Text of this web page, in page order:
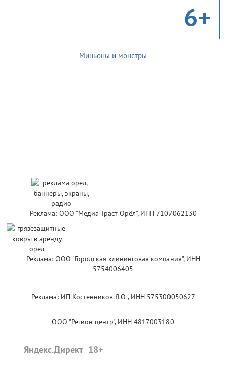
6+
Миньоны и монстры
Реклама: ООО "Медиа Траст Орёл", ИНН 7107062130
Реклама: ООО "Городская клининговая компания", ИНН
5754006405
Реклама: ИП Костенников Я.О , ИНН 575300050627
ООО "Регион центр", ИНН 4817003180
Яндекс.Директ